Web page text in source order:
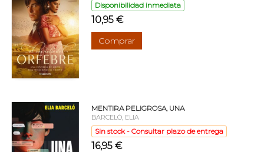
Disponibilidad inmediata
10,95 €
Comprar
MENTIRA PELIGROSA, UNA
BARCELÓ, ELIA
Sin stock - Consultar plazo de entrega
16,95 €